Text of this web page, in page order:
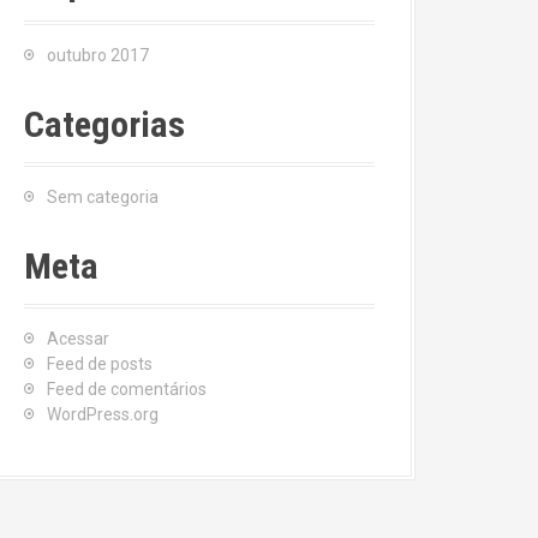
outubro 2017
Categorias
Sem categoria
Meta
Acessar
Feed de posts
Feed de comentários
WordPress.org